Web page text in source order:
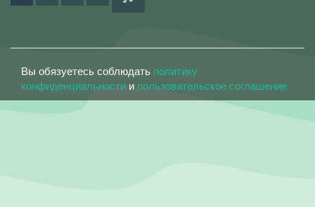
Вы обязуетесь соблюдать политику
конфиденциальности и пользовательское соглашение